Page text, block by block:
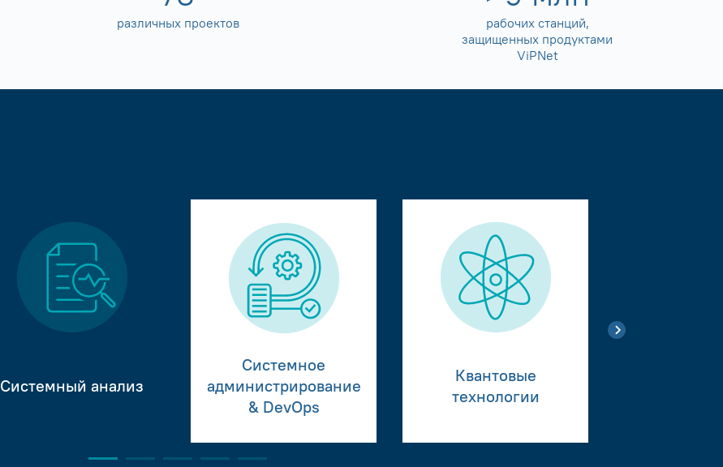
различных проектов
рабочих станций,
защищенных продуктами
ViPNet
Системный анализ
Системное
администрирование
& DevOps
Квантовые
технологии